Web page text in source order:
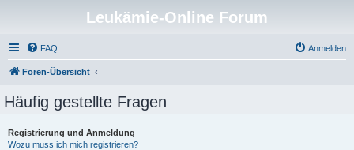
Leukämie-Online Forum
FAQ Anmelden
Foren-Übersicht
Häufig gestellte Fragen
Registrierung und Anmeldung
Wozu muss ich mich registrieren?